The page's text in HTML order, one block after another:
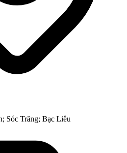
Sóc Trăng; Bạc Liêu